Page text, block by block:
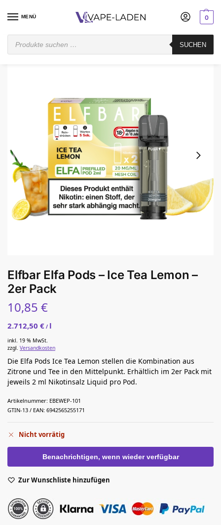
MENÜ
SUCHEN
0
Startseite / Pod System Elfbar Elfa Pods – Ice Tea Lemon – 2er Pack
Elfbar Elfa Pods – Ice Tea Lemon –
2er Pack
10,85 €
2.712,50 € / l
inkl. 19 % MwSt.
zzgl. Versandkosten
Die Elfa Pods Ice Tea Lemon stellen die Kombination aus
Zitrone und Tee in den Mittelpunkt. Erhältlich im 2er Pack mit
jeweils 2 ml Nikotinsalz Liquid pro Pod.
Artikelnummer: EBEWEP-101
GTIN-13 / EAN: 6942565255171
Nicht vorrätig
Zur Wunschliste hinzufügen